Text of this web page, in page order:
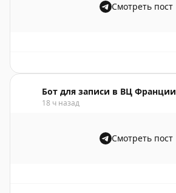
Смотреть пост
Бот для записи в ВЦ Франции
18 ч назад
Смотреть пост